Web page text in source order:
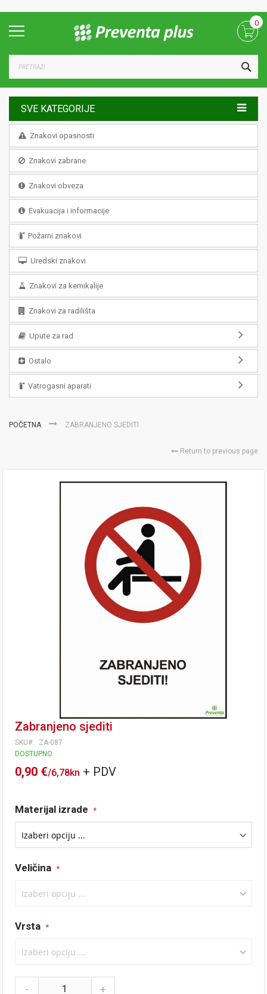
Content
0
SVE KATEGORIJE
Znakovi opasnosti
Znakovi zabrane
Znakovi obveza
Evakuacija i informacije
Požarni znakovi
Uredski znakovi
Znakovi za kemikalije
Znakovi za radilišta
Upute za rad
Ostalo
Vatrogasni aparati
POČETNA ZABRANJENO SJEDITI
Return to previous page
Zabranjeno sjediti
SKU
ZA-087
DOSTUPNO
0,90 €/6,78kn
Materijal izrade
Veličina
Vrsta
- +